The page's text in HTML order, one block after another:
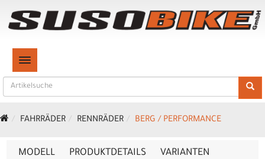
TOGGLE NAVIGATION
FAHRRÄDER RENNRÄDER BERG / PERFORMANCE
MODELL PRODUKTDETAILS VARIANTEN